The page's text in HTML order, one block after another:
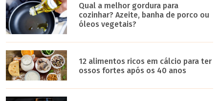
Qual a melhor gordura para
cozinhar? Azeite, banha de porco ou
óleos vegetais?
12 alimentos ricos em cálcio para ter
ossos fortes após os 40 anos